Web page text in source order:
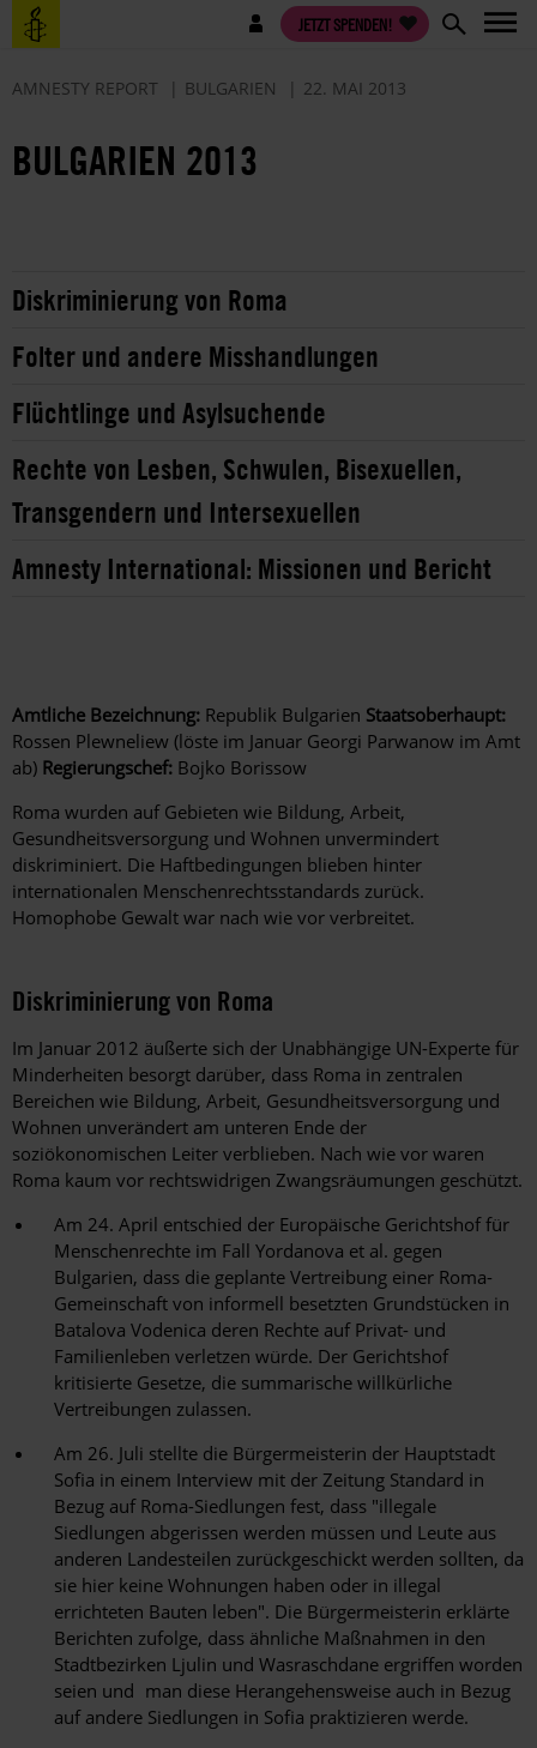
Direkt
zum
Benutzermenü JETZT SPENDEN!
AMNESTY REPORT BULGARIEN 22. MAI 2013
BULGARIEN 2013
Diskriminierung von Roma
Folter und andere Misshandlungen
Flüchtlinge und Asylsuchende
Rechte von Lesben, Schwulen, Bisexuellen,
Transgendern und Intersexuellen
Amnesty International: Missionen und Bericht
Amtliche Bezeichnung: Republik Bulgarien Staatsoberhaupt:
Rossen Plewneliew (löste im Januar Georgi Parwanow im Amt
ab) Regierungschef: Bojko Borissow
Roma wurden auf Gebieten wie Bildung, Arbeit,
Gesundheitsversorgung und Wohnen unvermindert
diskriminiert. Die Haftbedingungen blieben hinter
internationalen Menschenrechtsstandards zurück.
Homophobe Gewalt war nach wie vor verbreitet.
Diskriminierung von Roma
Im Januar 2012 äußerte sich der Unabhängige UN-Experte für
Minderheiten besorgt darüber, dass Roma in zentralen
Bereichen wie Bildung, Arbeit, Gesundheitsversorgung und
Wohnen unverändert am unteren Ende der
soziökonomischen Leiter verblieben. Nach wie vor waren
Roma kaum vor rechtswidrigen Zwangsräumungen geschützt.
Am 24. April entschied der Europäische Gerichtshof für
Menschenrechte im Fall Yordanova et al. gegen
Bulgarien, dass die geplante Vertreibung einer Roma-
Gemeinschaft von informell besetzten Grundstücken in
Batalova Vodenica deren Rechte auf Privat- und
Familienleben verletzen würde. Der Gerichtshof
kritisierte Gesetze, die summarische willkürliche
Vertreibungen zulassen.
Am 26. Juli stellte die Bürgermeisterin der Hauptstadt
Sofia in einem Interview mit der Zeitung Standard in
Bezug auf Roma-Siedlungen fest, dass "illegale
Siedlungen abgerissen werden müssen und Leute aus
anderen Landesteilen zurückgeschickt werden sollten, da
sie hier keine Wohnungen haben oder in illegal
errichteten Bauten leben". Die Bürgermeisterin erklärte
Berichten zufolge, dass ähnliche Maßnahmen in den
Stadtbezirken Ljulin und Wasraschdane ergriffen worden
seien und man diese Herangehensweise auch in Bezug
auf andere Siedlungen in Sofia praktizieren werde.